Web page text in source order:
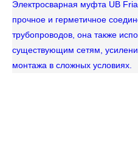
Электросварная муфта UB
прочное и герметичное
трубопроводов, она также
существующим сетям,
монтажа в сложных условиях.